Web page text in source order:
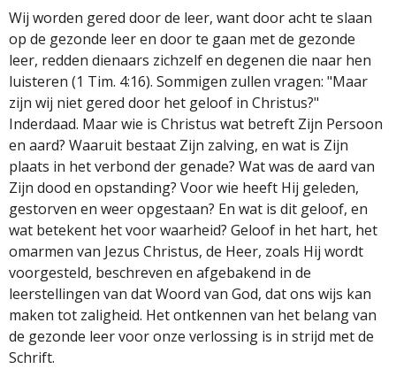
Wij worden gered door de leer, want door acht te slaan
op de gezonde leer en door te gaan met de gezonde
leer, redden dienaars zichzelf en degenen die naar hen
luisteren (1 Tim. 4:16). Sommigen zullen vragen: "Maar
zijn wij niet gered door het geloof in Christus?"
Inderdaad. Maar wie is Christus wat betreft Zijn Persoon
en aard? Waaruit bestaat Zijn zalving, en wat is Zijn
plaats in het verbond der genade? Wat was de aard van
Zijn dood en opstanding? Voor wie heeft Hij geleden,
gestorven en weer opgestaan? En wat is dit geloof, en
wat betekent het voor waarheid? Geloof in het hart, het
omarmen van Jezus Christus, de Heer, zoals Hij wordt
voorgesteld, beschreven en afgebakend in de
leerstellingen van dat Woord van God, dat ons wijs kan
maken tot zaligheid. Het ontkennen van het belang van
de gezonde leer voor onze verlossing is in strijd met de
Schrift.